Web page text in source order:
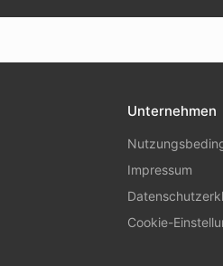
Unternehmen
Impressum
Cookie-